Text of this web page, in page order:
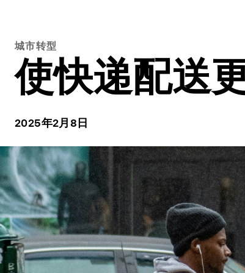
城市转型
使快递配送
2025年2月8日